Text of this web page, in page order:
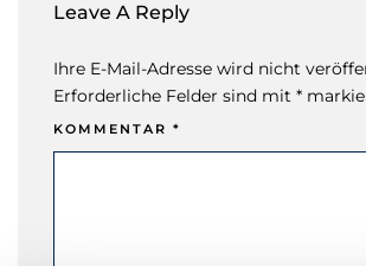
Leave A Reply
Ihre E-Mail-Adresse wird nicht
Erforderliche Felder sind mit *
KOMMENTAR *